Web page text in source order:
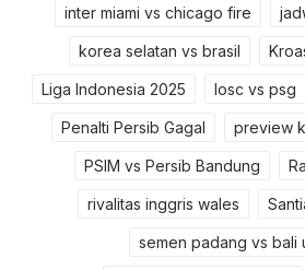
inter miami vs chicago fire
korea selatan vs brasil
Liga Indonesia 2025 losc vs psg
Penalti Persib Gagal preview
PSIM vs Persib Bandung
rivalitas inggris wales
semen padang vs bali